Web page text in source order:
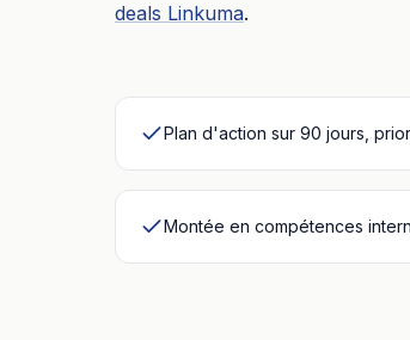
deals Linkuma.
Plan d'action sur 90 jours,
Montée en compétences